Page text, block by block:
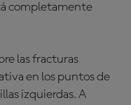
completamente
las fracturas
en los puntos de
izquierdas. A